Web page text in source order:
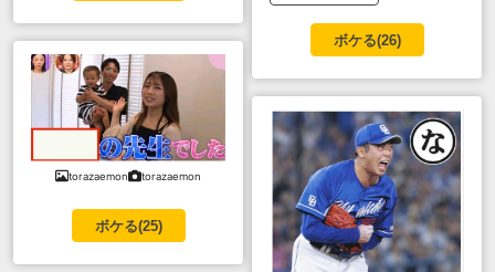
torazaemon torazaemon
ボケる(25)
ボケる(26)